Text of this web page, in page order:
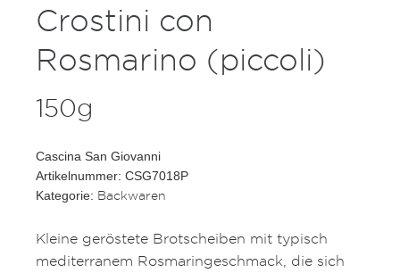
Crostini con
Rosmarino (piccoli)
150g
Cascina San Giovanni
Artikelnummer: CSG7018P
Kategorie: Backwaren
Kleine geröstete Brotscheiben mit typisch
mediterranem Rosmaringeschmack, die sich